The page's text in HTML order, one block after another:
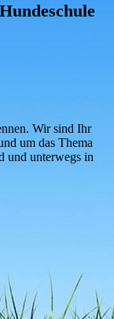
Wir sind Ihr
um das Thema
und unterwegs in